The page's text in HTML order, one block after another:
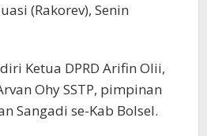
(Rakorev), Senin
Ketua DPRD Arifin Olii,
Ohy SSTP, pimpinan
Sangadi se-Kab Bolsel.